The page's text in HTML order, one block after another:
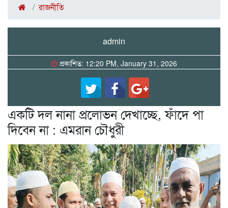
রাজনীতি
admin
প্রকাশিত: 12:20 PM, January 31, 2026
একটি দল নানা প্রলোভন দেখাচ্ছে, ফাঁদে পা
দিবেন না : এমরান চৌধুরী